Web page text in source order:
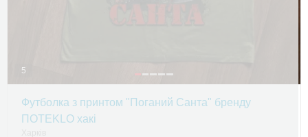
5
Футболка з принтом "Поганий Санта" бренду
ПOTEKLO хакі